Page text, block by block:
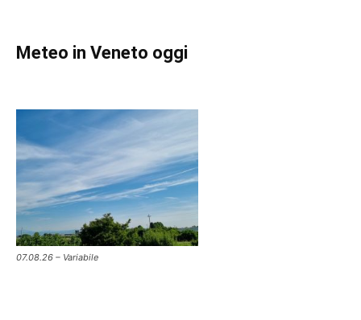
Meteo in Veneto oggi
07.08.26 – Variabile